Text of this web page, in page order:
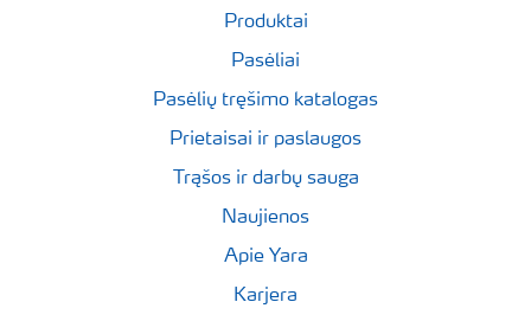
Produktai
Pasėliai
Pasėlių tręšimo katalogas
Prietaisai ir paslaugos
Trąšos ir darbų sauga
Naujienos
Apie Yara
Karjera